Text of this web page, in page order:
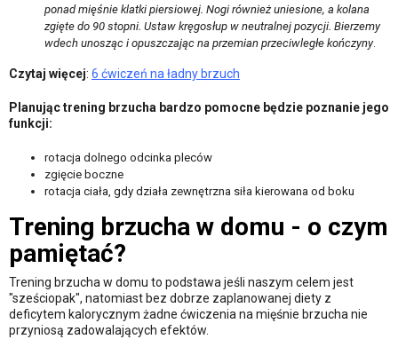
ponad mięśnie klatki piersiowej. Nogi również uniesione, a kolana
zgięte do 90 stopni. Ustaw kręgosłup w neutralnej pozycji. Bierzemy
wdech unosząc i opuszczając na przemian przeciwległe kończyny.
Czytaj więcej: 6 ćwiczeń na ładny brzuch
Planując trening brzucha bardzo pomocne będzie poznanie jego
funkcji:
rotacja dolnego odcinka pleców
zgięcie boczne
rotacja ciała, gdy działa zewnętrzna siła kierowana od boku
Trening brzucha w domu - o czym
pamiętać?
Trening brzucha w domu to podstawa jeśli naszym celem jest
"sześciopak", natomiast bez dobrze zaplanowanej diety z
deficytem kalorycznym żadne ćwiczenia na mięśnie brzucha nie
przyniosą zadowalających efektów.